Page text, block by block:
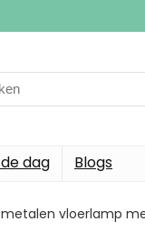
dag Blogs
vloerlamp